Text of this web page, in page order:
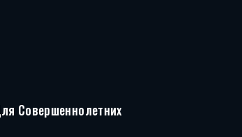
Совершеннолетних